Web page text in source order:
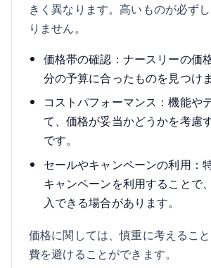
きく異なります。高いものが必ず
りません。
価格帯の確認：ナースリーの価
分の予算に合ったものを見つけ
コストパフォーマンス：機能や
て、価格が妥当かどうかを考慮
です。
セールやキャンペーンの利用：
キャンペーンを利用することで
入できる場合があります。
価格に関しては、慎重に考えるこ
費を避けることができます。